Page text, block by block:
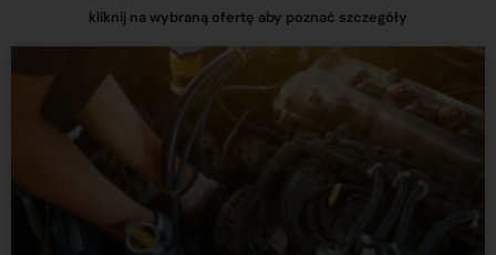
kliknij na wybraną ofertę aby poznać szczegóły